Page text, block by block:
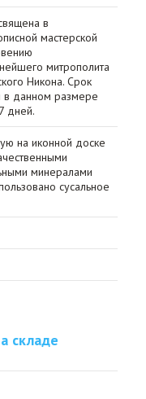
в
мастерской
митрополита
Никона. Срок
в данном размере
дней.
на иконной доске
минералами
сусальное
складе